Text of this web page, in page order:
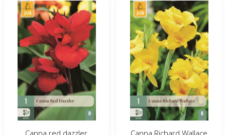
Canna red dazzler Canna Richard Wallace